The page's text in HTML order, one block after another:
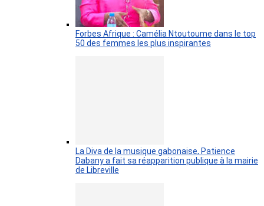
Forbes Afrique : Camélia Ntoutoume dans le top
50 des femmes les plus inspirantes
La Diva de la musique gabonaise, Patience
Dabany a fait sa réapparition publique à la mairie
de Libreville